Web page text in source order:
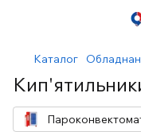
Каталог